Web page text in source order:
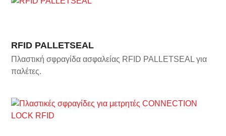
RFID PALLETSEAL
Πλαστική σφραγίδα ασφαλείας RFID PALLETSEAL για
παλέτες.